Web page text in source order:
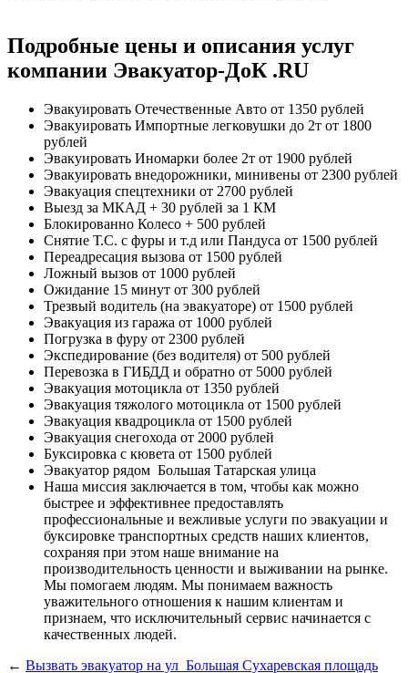
Подробные цены и описания услуг
компании Эвакуатор-ДоК .RU
Эвакуировать Отечественные Авто от 1350 рублей
Эвакуировать Импортные легковушки до 2т от 1800
рублей
Эвакуировать Иномарки более 2т от 1900 рублей
Эвакуировать внедорожники, минивены от 2300 рублей
Эвакуация спецтехники от 2700 рублей
Выезд за МКАД + 30 рублей за 1 КМ
Блокированно Колесо + 500 рублей
Снятие Т.С. с фуры и т.д или Пандуса от 1500 рублей
Переадресация вызова от 1500 рублей
Ложный вызов от 1000 рублей
Ожидание 15 минут от 300 рублей
Трезвый водитель (на эвакуаторе) от 1500 рублей
Эвакуация из гаража от 1000 рублей
Погрузка в фуру от 2300 рублей
Экспедирование (без водителя) от 500 рублей
Перевозка в ГИБДД и обратно от 5000 рублей
Эвакуация мотоцикла от 1350 рублей
Эвакуация тяжолого мотоцикла от 1500 рублей
Эвакуация квадроцикла от 1500 рублей
Эвакуация снегохода от 2000 рублей
Буксировка с кювета от 1500 рублей
Эвакуатор рядом Большая Татарская улица
Наша миссия заключается в том, чтобы как можно
быстрее и эффективнее предоставлять
профессиональные и вежливые услуги по эвакуации и
буксировке транспортных средств наших клиентов,
сохраняя при этом наше внимание на
производительность ценности и выживании на рынке.
Мы помогаем людям. Мы понимаем важность
уважительного отношения к нашим клиентам и
признаем, что исключительный сервис начинается с
качественных людей.
← Вызвать эвакуатор на ул Большая Сухаревская площадь